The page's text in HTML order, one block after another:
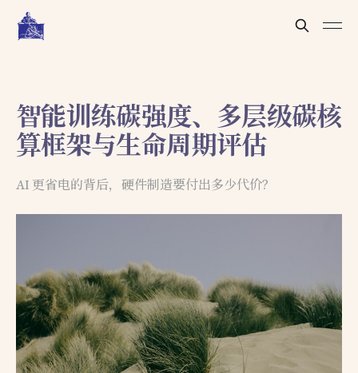
智能训练碳强度、多层级碳核
算框架与生命周期评估
AI 更省电的背后，硬件制造要付出多少代价？